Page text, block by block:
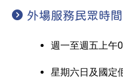
外場服務民眾時間
週一至週五上午
星期六日及國定